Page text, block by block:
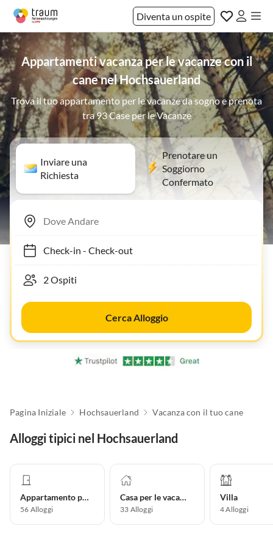
Diventa un ospite
Appartamenti vacanza per le vacanze con il
cane nel Hochsauerland
Trova il tuo appartamento per le vacanze da sogno e prenota
tra 93 Case per le Vacanze
Inviare una
Richiesta
Prenotare un
Soggiorno
Confermato
Check-in- Check-out
Cerca Alloggio
Pagina Iniziale Hochsauerland Vacanza con il tuo cane
Alloggi tipici nel Hochsauerland
Appartamento per vacanze
56 Alloggi
Casa per le vacanze
33 Alloggi
Villa
4Alloggi